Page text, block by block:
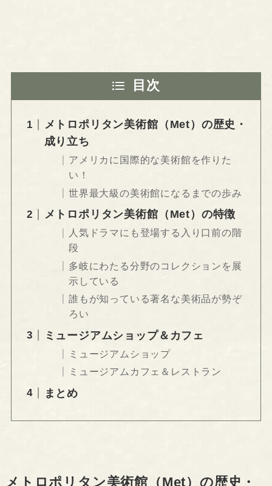
目次
メトロポリタン美術館（Met）の歴史・
成り立ち
アメリカに国際的な美術館を作りた
い！
世界最大級の美術館になるまでの歩み
メトロポリタン美術館（Met）の特徴
人気ドラマにも登場する入り口前の階
段
多岐にわたる分野のコレクションを展
示している
誰もが知っている著名な美術品が勢ぞ
ろい
ミュージアムショップ＆カフェ
ミュージアムショップ
ミュージアムカフェ＆レストラン
まとめ
メトロポリタン美術館（Met）の歴史・